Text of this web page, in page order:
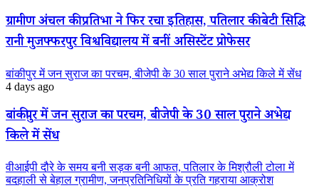
ग्रामीण अंचल की प्रतिभा ने फिर रचा इतिहास, पतिलार की बेटी सिद्धि
रानी मुजफ्फरपुर विश्वविद्यालय में बनीं असिस्टेंट प्रोफेसर
बांकीपुर में जन सुराज का परचम, बीजेपी के 30 साल पुराने अभेद्य किले में सेंध
4 days ago
बांकीपुर में जन सुराज का परचम, बीजेपी के 30 साल पुराने अभेद्य
किले में सेंध
वीआईपी दौरे के समय बनी सड़क बनी आफत, पतिलार के मिश्रौली टोला में
बदहाली से बेहाल ग्रामीण, जनप्रतिनिधियों के प्रति गहराया आक्रोश